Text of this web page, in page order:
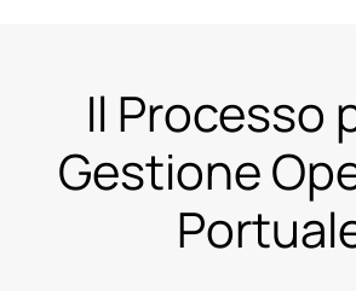
Il Processo
Gestione